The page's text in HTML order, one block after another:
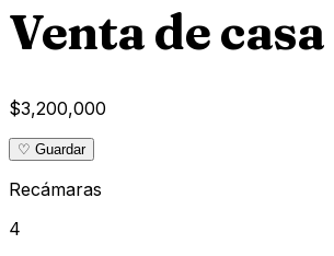
Venta de
$3,200,000
♡ Guardar
Recámaras
4